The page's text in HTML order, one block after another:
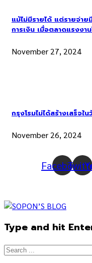
แม้ไม่มีรายได้ แต่รายจ่า
การเงิน เมื่อตลาดแรงงา
November 27, 2024
กรุงโรมไม่ได้สร้างเสร็จ
November 26, 2024
Facebook
Type and hit